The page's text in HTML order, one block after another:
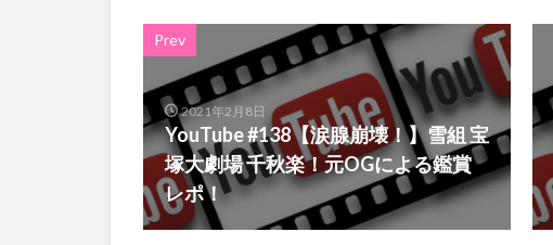
Prev
2021年2月8日
YouTube #138【涙腺崩壊！】雪組 宝
塚大劇場 千秋楽！元OGによる鑑賞
レポ！